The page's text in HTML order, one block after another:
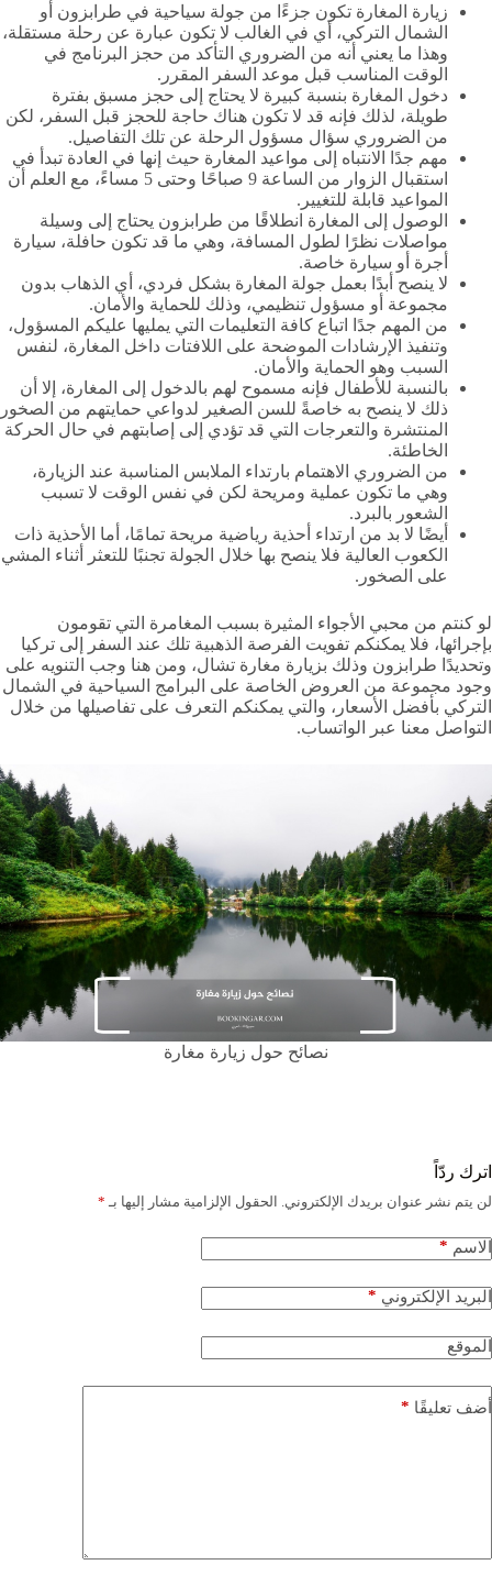
زيارة المغارة تكون جزءًا من جولة سياحية في طرابزون أو
الشمال التركي، أي في الغالب لا تكون عبارة عن رحلة مستقلة،
وهذا ما يعني أنه من الضروري التأكد من حجز البرنامج في
الوقت المناسب قبل موعد السفر المقرر.
دخول المغارة بنسبة كبيرة لا يحتاج إلى حجز مسبق بفترة
طويلة، لذلك فإنه قد لا تكون هناك حاجة للحجز قبل السفر، لكن
من الضروري سؤال مسؤول الرحلة عن تلك التفاصيل.
مهم جدًا الانتباه إلى مواعيد المغارة حيث إنها في العادة تبدأ في
استقبال الزوار من الساعة 9 صباحًا وحتى 5 مساءً، مع العلم أن
المواعيد قابلة للتغيير.
الوصول إلى المغارة انطلاقًا من طرابزون يحتاج إلى وسيلة
مواصلات نظرًا لطول المسافة، وهي ما قد تكون حافلة، سيارة
أجرة أو سيارة خاصة.
لا ينصح أبدًا بعمل جولة المغارة بشكل فردي، أي الذهاب بدون
مجموعة أو مسؤول تنظيمي، وذلك للحماية والأمان.
من المهم جدًا اتباع كافة التعليمات التي يمليها عليكم المسؤول،
وتنفيذ الإرشادات الموضحة على اللافتات داخل المغارة، لنفس
السبب وهو الحماية والأمان.
بالنسبة للأطفال فإنه مسموح لهم بالدخول إلى المغارة، إلا أن
ذلك لا ينصح به خاصةً للسن الصغير لدواعي حمايتهم من الصخور
المنتشرة والتعرجات التي قد تؤدي إلى إصابتهم في حال الحركة
الخاطئة.
من الضروري الاهتمام بارتداء الملابس المناسبة عند الزيارة،
وهي ما تكون عملية ومريحة لكن في نفس الوقت لا تسبب
الشعور بالبرد.
أيضًا لا بد من ارتداء أحذية رياضية مريحة تمامًا، أما الأحذية ذات
الكعوب العالية فلا ينصح بها خلال الجولة تجنبًا للتعثر أثناء المشي
على الصخور.
لو كنتم من محبي الأجواء المثيرة بسبب المغامرة التي تقومون
بإجرائها، فلا يمكنكم تفويت الفرصة الذهبية تلك عند السفر إلى تركيا
وتحديدًا طرابزون وذلك بزيارة مغارة تشال، ومن هنا وجب التنويه على
وجود مجموعة من العروض الخاصة على البرامج السياحية في الشمال
التركي بأفضل الأسعار، والتي يمكنكم التعرف على تفاصيلها من خلال
التواصل معنا عبر الواتساب.
نصائح حول زيارة مغارة
اترك ردّاً
لن يتم نشر عنوان بريدك الإلكتروني. الحقول الإلزامية مشار إليها بـ *
الاسم *
البريد الإلكتروني *
الموقع
أضف تعليقًا *